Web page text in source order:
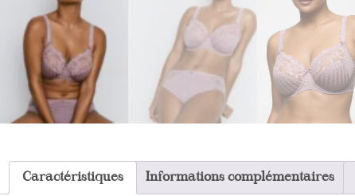
Caractéristiques Informations complémentaires